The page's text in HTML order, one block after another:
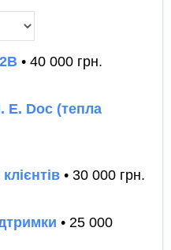
• 40 000 грн.
E. Doc (тепла
• 30 000 грн.
• 25 000